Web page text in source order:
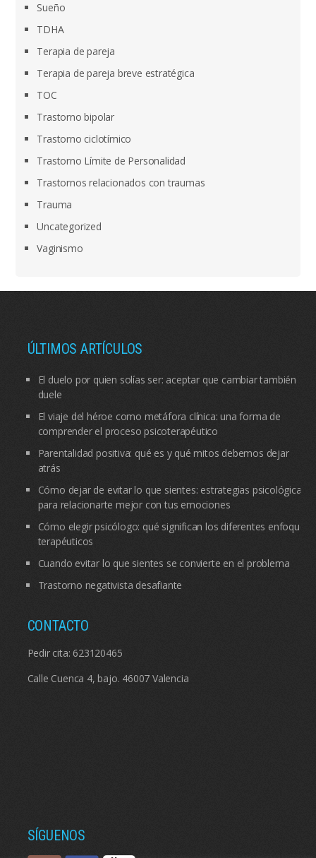
Sueño
TDHA
Terapia de pareja
Terapia de pareja breve estratégica
TOC
Trastorno bipolar
Trastorno ciclotímico
Trastorno Límite de Personalidad
Trastornos relacionados con traumas
Trauma
Uncategorized
Vaginismo
ÚLTIMOS ARTÍCULOS
El duelo por quien solías ser: aceptar que cambiar también
duele
El viaje del héroe como metáfora clínica: una forma de
comprender el proceso psicoterapéutico
Parentalidad positiva: qué es y qué mitos debemos dejar
atrás
Cómo dejar de evitar lo que sientes: estrategias psicológicas
para relacionarte mejor con tus emociones
Cómo elegir psicólogo: qué significan los diferentes enfoques
terapéuticos
Cuando evitar lo que sientes se convierte en el problema
Trastorno negativista desafiante
CONTACTO
Pedir cita: 623120465
Calle Cuenca 4, bajo. 46007 Valencia
SÍGUENOS